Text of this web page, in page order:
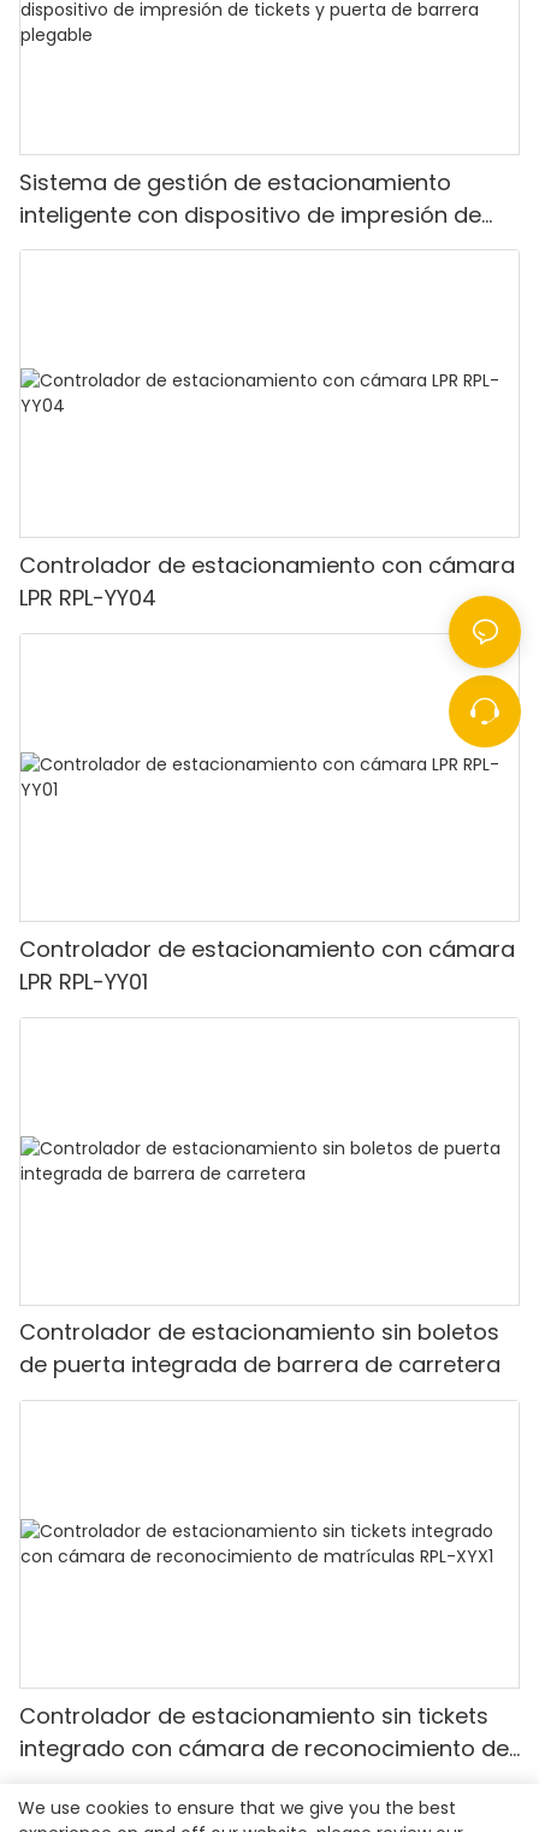
Sistema de gestión de estacionamiento
inteligente con dispositivo de impresión de
tickets y puerta de barrera plegable
Controlador de estacionamiento con cámara
LPR RPL-YY04
Controlador de estacionamiento con cámara
LPR RPL-YY01
Controlador de estacionamiento sin boletos
de puerta integrada de barrera de carretera
Controlador de estacionamiento sin tickets
integrado con cámara de reconocimiento de
We use cookies to ensure that we give you the best